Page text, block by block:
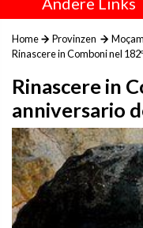
Home Provinzen
Rinascere in Comboni nel
Rinascere in
anniversario